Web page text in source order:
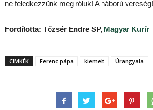
ne feledkezzünk meg róluk! A háború vereség!
Fordította: Tőzsér Endre SP, Magyar Kurír
CIMKÉK Ferenc pápa kiemelt Úrangyala